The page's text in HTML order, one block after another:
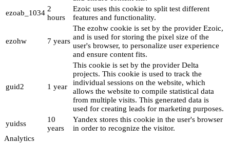
ezoab_1034 2
hours
Ezoic uses this cookie to split test different
features and functionality.
ezohw 7 years
The ezohw cookie is set by the provider Ezoic,
and is used for storing the pixel size of the
user's browser, to personalize user experience
and ensure content fits.
guid2 1 year
This cookie is set by the provider Delta
projects. This cookie is used to track the
individual sessions on the website, which
allows the website to compile statistical data
from multiple visits. This generated data is
used for creating leads for marketing purposes.
yuidss
10
years
Yandex stores this cookie in the user's browser
in order to recognize the visitor.
Analytics